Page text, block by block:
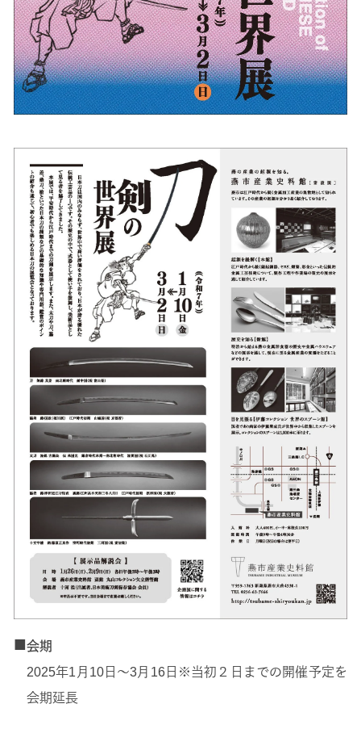
■会期
2025年1月10日～3月16日※当初２日までの開催予定を
会期延長